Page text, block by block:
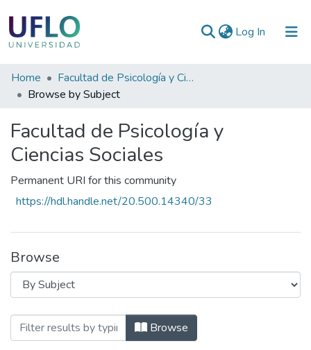
Log In (current)
Communities
&
All of RIUFLO
Home
Facultad de Psicología y Ciencias Sociales
Browse by Subject
Facultad de Psicología y
Ciencias Sociales
Permanent URI for this community
https://hdl.handle.net/20.500.14340/33
Browse
Browsing Facultad de Psicología y
Browse